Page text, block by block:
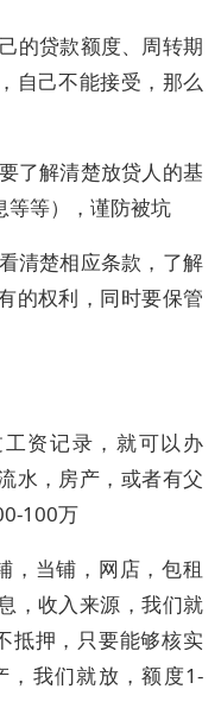
的贷款额度、周转期
自己不能接受，那么
了解清楚放贷人的基
等等），谨防被坑
清楚相应条款，了解
的权利，同时要保管
资记录，就可以办
水，房产，或者有父
100万
，当铺，网店，包租
，收入来源，我们就
抵押，只要能够核实
，我们就放，额度1-